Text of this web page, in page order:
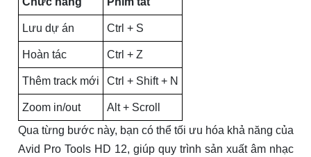
Lưu dự án Ctrl + S
Hoàn tác Ctrl + Z
Thêm track mới Ctrl + Shift + N
Zoom in/out
Alt + Scroll
Qua từng bước này, bạn có thể tối ưu hóa khả năng của
Avid Pro Tools HD 12, giúp quy trình sản xuất âm nhạc